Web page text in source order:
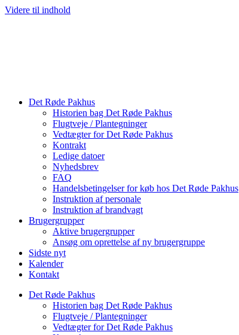
Videre til indhold
Det Røde Pakhus
Historien bag Det Røde Pakhus
Flugtveje / Plantegninger
Vedtægter for Det Røde Pakhus
Kontrakt
Ledige datoer
Nyhedsbrev
FAQ
Handelsbetingelser for køb hos Det Røde Pakhus
Instruktion af personale
Instruktion af brandvagt
Brugergrupper
Aktive brugergrupper
Ansøg om oprettelse af ny brugergruppe
Sidste nyt
Kalender
Kontakt
Det Røde Pakhus
Historien bag Det Røde Pakhus
Flugtveje / Plantegninger
Vedtægter for Det Røde Pakhus